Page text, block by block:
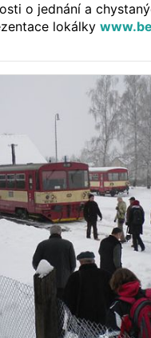
o jednání a
lokálky